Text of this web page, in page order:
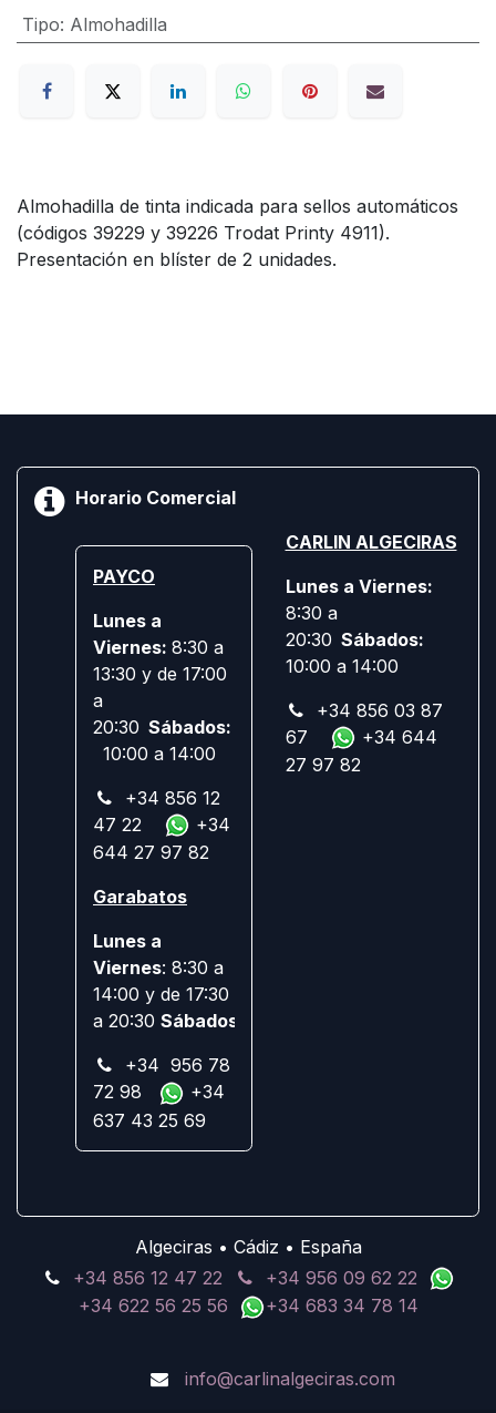
Tipo: Almohadilla
Almohadilla de tinta indicada para sellos automáticos
(códigos 39229 y 39226 Trodat Printy 4911).
Presentación en blíster de 2 unidades.
Horario Comercial
PAYCO
Lunes a
Viernes: 8:30 a
13:30 y de 17:00
a
20:30 Sábados:
10:00 a 14:00
+34 856 12
47 22
+34
644 27 97 82
Garabatos
Lunes a
Viernes: 8:30 a
14:00 y de 17:30
a 20:30 Sábados:
+34 956 78
72 98
+34
637 43 25 69
CARLIN ALGECIRAS
Lunes a Viernes:
8:30 a
20:30 Sábados:
10:00 a 14:00
+34 856 03 87
67
+34 644
27 97 82
Algeciras • Cádiz • España
+34 856 12 47 22
+34 956 09 62 22
+34 622 56 25 56
+34 683 34 78 14
info@carlinalgeciras.com